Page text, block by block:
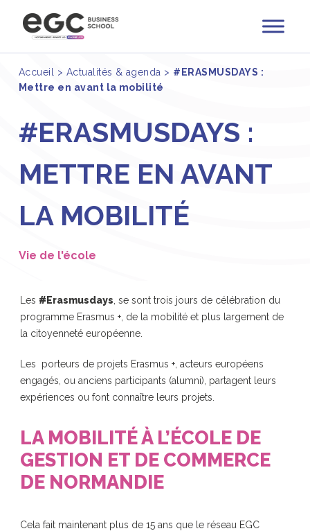
Accueil > Actualités & agenda > #ERASMUSDAYS :
Mettre en avant la mobilité
#ERASMUSDAYS :
METTRE EN AVANT
LA MOBILITÉ
Vie de l'école
Les #Erasmusdays , se sont trois jours de célébration du
programme Erasmus +, de la mobilité et plus largement de
la citoyenneté européenne.
Les porteurs de projets Erasmus + , acteurs européens
engagés, ou anciens participants (alumni), partagent leurs
expériences ou font connaître leurs projets.
LA MOBILITÉ À L’ÉCOLE DE
GESTION ET DE COMMERCE
DE NORMANDIE
Cela fait maintenant plus de 15 ans que le réseau EGC